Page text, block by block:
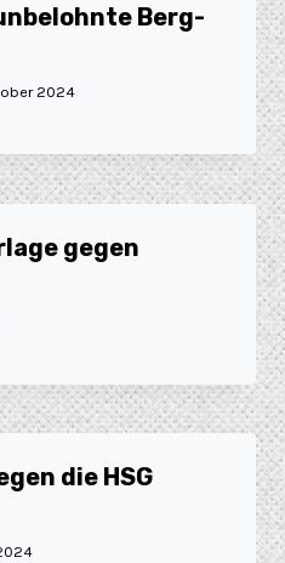
Berg-
2024
gegen
die HSG